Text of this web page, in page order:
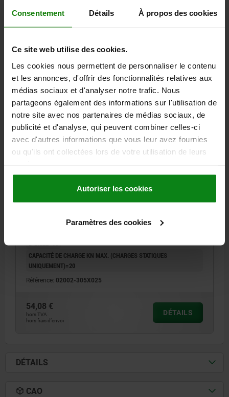
Consentement Détails À propos des cookies
Ce site web utilise des cookies.
Les cookies nous permettent de personnaliser le contenu
et les annonces, d'offrir des fonctionnalités relatives aux
médias sociaux et d'analyser notre trafic. Nous
partageons également des informations sur l'utilisation de
notre site avec nos partenaires de médias sociaux, de
publicité et d'analyse, qui peuvent combiner celles-ci
avec d'autres informations que vous leur avez fournies
ou qu'ils ont collectées lors de votre utilisation de leurs
Autoriser les cookies
Paramètres des cookies
52,63 €
hors frais d’envoi
02002 F
D1=13, DK=10, FORME:F, ACIER DE TRAITEMENT BUNI,
DIAMÈTRE EXTÉRIEUR=13 FORME=F
Ø BILLE=10
CAPACITÉ DE CHARGE KN MAX. (CHARGES STATIQUES
UNIQUEMENT)=20
Référence: 02002-305X025
54,08 €
hors TVA
hors frais d’envoi
DÉTAILS
DÉTAILS
CAO